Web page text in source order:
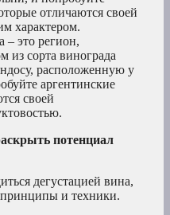
отличаются своей
характером.
– это регион,
из сорта винограда
расположенную у
аргентинские
своей
потенциал
дегустацией вина,
и техники.